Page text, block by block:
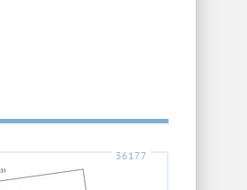
36177